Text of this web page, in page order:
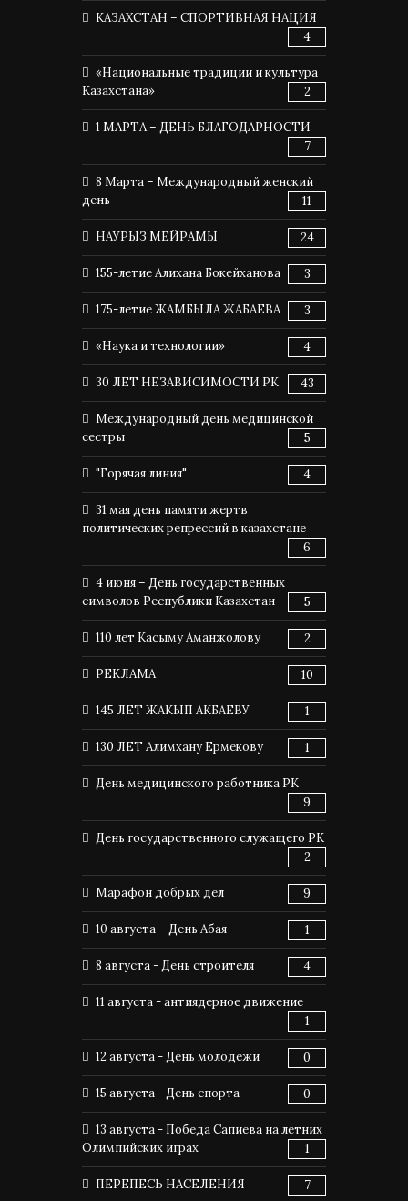
КАЗАХСТАН – СПОРТИВНАЯ НАЦИЯ
4
«Национальные традиции и культура
Казахстана»
2
1 МАРТА – ДЕНЬ БЛАГОДАРНОСТИ
7
8 Марта – Международный женский
день
11
НАУРЫЗ МЕЙРАМЫ 24
155-летие Алихана Бокейханова 3
175-летие ЖАМБЫЛА ЖАБАЕВА 3
«Наука и технологии» 4
30 ЛЕТ НЕЗАВИСИМОСТИ РК 43
Международный день медицинской
сестры
5
"Горячая линия" 4
31 мая день памяти жертв
политических репрессий в казахстане
6
4 июня – День государственных
символов Республики Казахстан
5
110 лет Касыму Аманжолову 2
РЕКЛАМА 10
145 ЛЕТ ЖАКЫП АКБАЕВУ 1
130 ЛЕТ Алимхану Ермекову 1
День медицинского работника РК
9
День государственного служащего РК
2
Марафон добрых дел 9
10 августа – День Абая 1
8 августа - День строителя 4
11 августа - антиядерное движение
1
12 августа - День молодежи 0
15 августа - День спорта 0
13 августа - Победа Сапиева на летних
Олимпийских играх
1
ПЕРЕПЕСЬ НАСЕЛЕНИЯ 7